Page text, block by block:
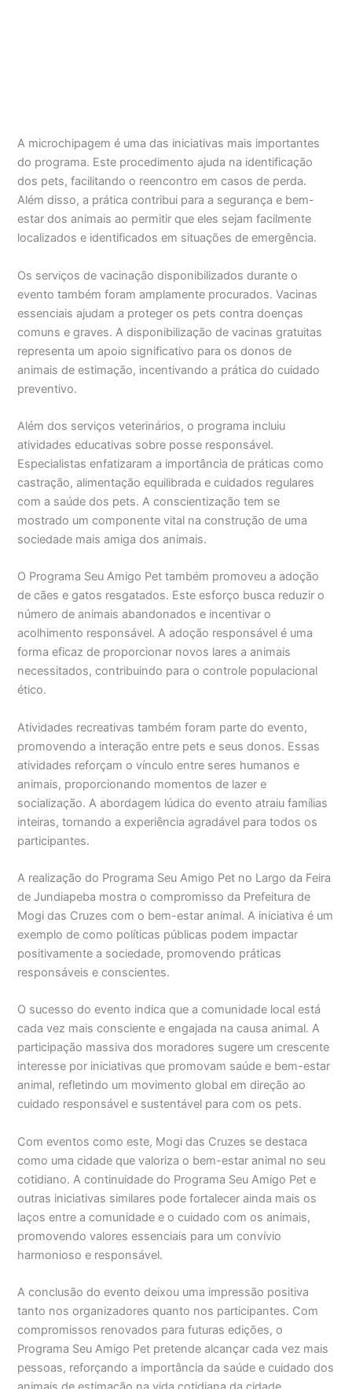
A microchipagem é uma das iniciativas mais importantes
do programa. Este procedimento ajuda na identificação
dos pets, facilitando o reencontro em casos de perda.
Além disso, a prática contribui para a segurança e bem-
estar dos animais ao permitir que eles sejam facilmente
localizados e identificados em situações de emergência.
Os serviços de vacinação disponibilizados durante o
evento também foram amplamente procurados. Vacinas
essenciais ajudam a proteger os pets contra doenças
comuns e graves. A disponibilização de vacinas gratuitas
representa um apoio significativo para os donos de
animais de estimação, incentivando a prática do cuidado
preventivo.
Além dos serviços veterinários, o programa incluiu
atividades educativas sobre posse responsável.
Especialistas enfatizaram a importância de práticas como
castração, alimentação equilibrada e cuidados regulares
com a saúde dos pets. A conscientização tem se
mostrado um componente vital na construção de uma
sociedade mais amiga dos animais.
O Programa Seu Amigo Pet também promoveu a adoção
de cães e gatos resgatados. Este esforço busca reduzir o
número de animais abandonados e incentivar o
acolhimento responsável. A adoção responsável é uma
forma eficaz de proporcionar novos lares a animais
necessitados, contribuindo para o controle populacional
ético.
Atividades recreativas também foram parte do evento,
promovendo a interação entre pets e seus donos. Essas
atividades reforçam o vínculo entre seres humanos e
animais, proporcionando momentos de lazer e
socialização. A abordagem lúdica do evento atraiu famílias
inteiras, tornando a experiência agradável para todos os
participantes.
A realização do Programa Seu Amigo Pet no Largo da Feira
de Jundiapeba mostra o compromisso da Prefeitura de
Mogi das Cruzes com o bem-estar animal. A iniciativa é um
exemplo de como políticas públicas podem impactar
positivamente a sociedade, promovendo práticas
responsáveis e conscientes.
O sucesso do evento indica que a comunidade local está
cada vez mais consciente e engajada na causa animal. A
participação massiva dos moradores sugere um crescente
interesse por iniciativas que promovam saúde e bem-estar
animal, refletindo um movimento global em direção ao
cuidado responsável e sustentável para com os pets.
Com eventos como este, Mogi das Cruzes se destaca
como uma cidade que valoriza o bem-estar animal no seu
cotidiano. A continuidade do Programa Seu Amigo Pet e
outras iniciativas similares pode fortalecer ainda mais os
laços entre a comunidade e o cuidado com os animais,
promovendo valores essenciais para um convívio
harmonioso e responsável.
A conclusão do evento deixou uma impressão positiva
tanto nos organizadores quanto nos participantes. Com
compromissos renovados para futuras edições, o
Programa Seu Amigo Pet pretende alcançar cada vez mais
pessoas, reforçando a importância da saúde e cuidado dos